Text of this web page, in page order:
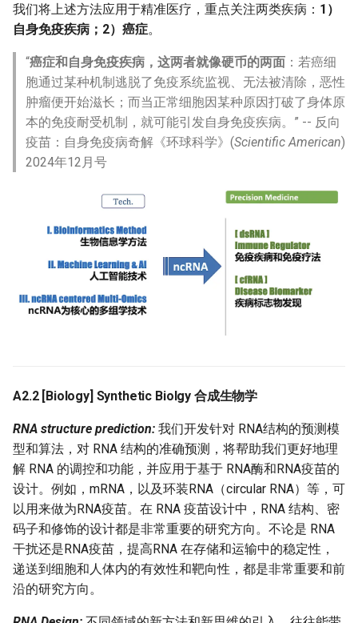
我们将上述方法应用于精准医疗，重点关注两类疾病： 1）
自身免疫疾病；2）癌症。
“癌症和自身免疫疾病，这两者就像硬币的两面 ：若癌细
胞通过某种机制逃脱了免疫系统监视、无法被清除，恶性
肿瘤便开始滋长；而当正常细胞因某种原因打破了身体原
本的免疫耐受机制，就可能引发自身免疫疾病。” -- 反向
疫苗：自身免疫病奇解《环球科学》(Scientific American)
2024年12月号
A2.2 [Biology] Synthetic Biolgy 合成生物学
RNA structure prediction: 我们开发针对 RNA结构的预测模
型和算法，对 RNA 结构的准确预测，将帮助我们更好地理
解 RNA 的调控和功能，并应用于基于 RNA酶和RNA疫苗的
设计。例如，mRNA，以及环装RNA（circular RNA）等，可
以用来做为RNA疫苗。在 RNA 疫苗设计中，RNA 结构、密
码子和修饰的设计都是非常重要的研究方向。不论是 RNA
干扰还是RNA疫苗，提高RNA 在存储和运输中的稳定性，
递送到细胞和人体内的有效性和靶向性，都是非常重要和前
沿的研究方向。